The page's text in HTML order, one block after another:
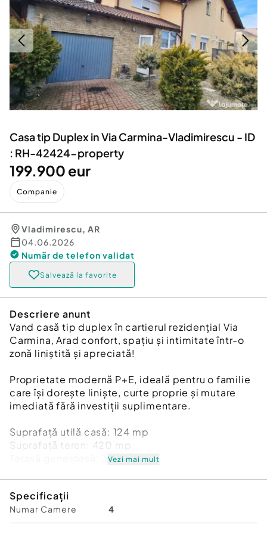
Servicii
Animale de companie
Afaceri și echipamente profesionale
Inchiriere Bunuri si Vehicule
Utilaje agricole si industriale
Piese auto si accesorii
Dacia Duster
Casa tip Duplex in Via Carmina-Vladimirescu - ID
: RH-42424-property
199.900 eur
Companie
Vladimirescu, AR
04.06.2026
Număr de telefon validat
Salvează la favorite
Descriere anunt
Vand casă tip duplex în cartierul rezidențial Via
Carmina, Arad confort, spațiu și intimitate într-o
zonă liniștită și apreciată!
Proprietate modernă P+E, ideală pentru o familie
care își dorește liniște, curte proprie și mutare
imediată fără investiții suplimentare.
Suprafață utilă casă: 124 mp
Suprafață teren: 420 mp
Terasă generoasă: 30 mp
Compartimentare inteligentă:
Living spațios și luminos
Bucătărie complet utilată
Vezi mai mult
Specificații
Numar Camere 4